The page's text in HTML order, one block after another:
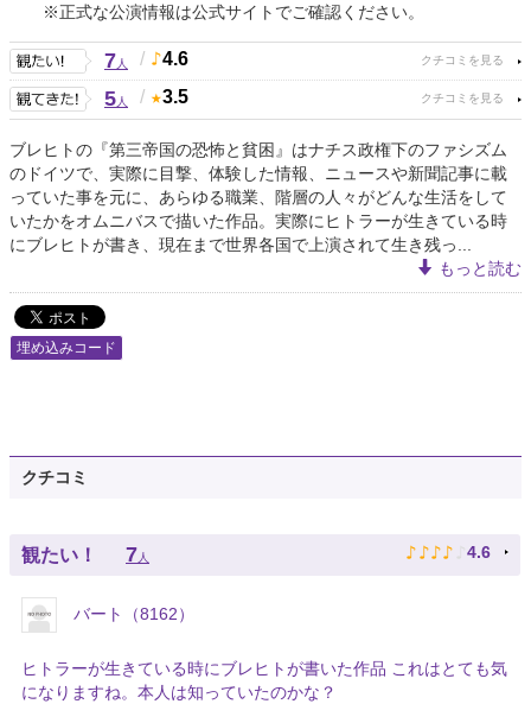
※正式な公演情報は公式サイトでご確認ください。
7人 / 4.6
5人 / 3.5
ブレヒトの『第三帝国の恐怖と貧困』はナチス政権下のファシズム
のドイツで、実際に目撃、体験した情報、ニュースや新聞記事に載
っていた事を元に、あらゆる職業、階層の人々がどんな生活をして
いたかをオムニバスで描いた作品。実際にヒトラーが生きている時
にブレヒトが書き、現在まで世界各国で上演されて生き残っ...
もっと読む
埋め込みコード
クチコミ
観たい！ 7人 ♪ ♪ ♪ ♪ ♪ 4.6
バート（8162）
ヒトラーが生きている時にブレヒトが書いた作品 これはとても気
になりますね。本人は知っていたのかな？